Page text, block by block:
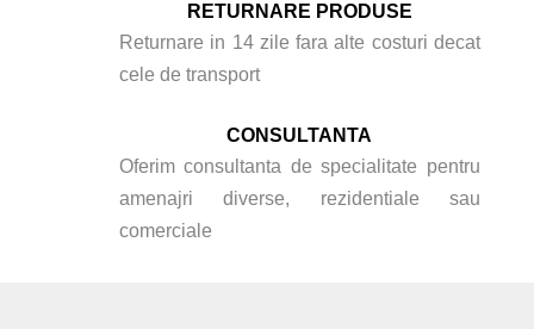
RETURNARE PRODUSE
Returnare in 14 zile fara alte costuri decat
cele de transport
CONSULTANTA
Oferim consultanta de specialitate pentru
amenajri diverse, rezidentiale sau
comerciale